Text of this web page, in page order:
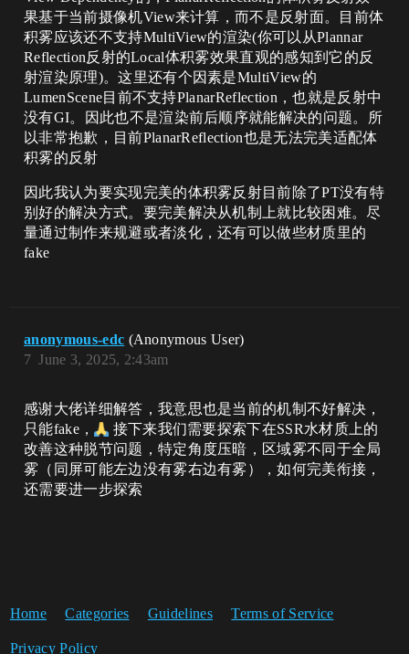
果基于当前摄像机View来计算，而不是反射面。目前体
积雾应该还不支持MultiView的渲染(你可以从Plannar
Reflection反射的Local体积雾效果直观的感知到它的反
射渲染原理)。这里还有个因素是MultiView的
LumenScene目前不支持PlanarReflection，也就是反射中
没有GI。因此也不是渲染前后顺序就能解决的问题。所
以非常抱歉，目前PlanarReflection也是无法完美适配体
积雾的反射
因此我认为要实现完美的体积雾反射目前除了PT没有特
别好的解决方式。要完美解决从机制上就比较困难。尽
量通过制作来规避或者淡化，还有可以做些材质里的
fake
anonymous-edc (Anonymous User)
June 3, 2025, 2:43am
7
感谢大佬详细解答，我意思也是当前的机制不好解决，
只能fake，
接下来我们需要探索下在SSR水材质上的
改善这种脱节问题，特定角度压暗，区域雾不同于全局
雾（同屏可能左边没有雾右边有雾），如何完美衔接，
还需要进一步探索
Home Categories Guidelines Terms of Service
Privacy Policy